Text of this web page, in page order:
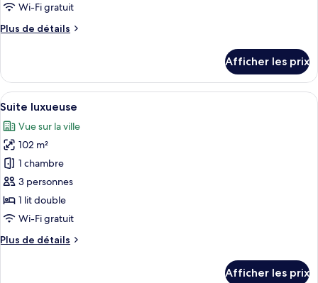
chambre :
Chambre
Wi-Fi gratuit
Plus de détails
Plus
Chambre
Deluxe
Afficher les prix
Afficher
toutes
les
photos
pour
ce
type
de
chambre :
Suite
Une chambre d’hôtel avec un lit,
3
Suite luxueuse
Vue sur la ville
102 m²
1 chambre
3 personnes
1 lit double
Wi-Fi gratuit
Plus de détails
Plus
Afficher les prix